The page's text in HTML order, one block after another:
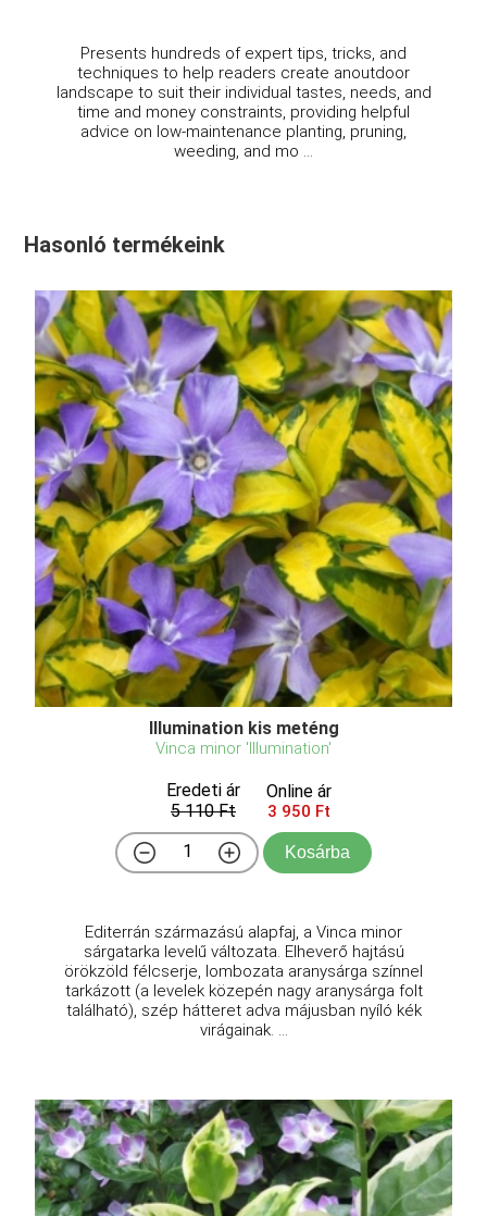
Presents hundreds of expert tips, tricks, and
techniques to help readers create anoutdoor
landscape to suit their individual tastes, needs, and
time and money constraints, providing helpful
advice on low-maintenance planting, pruning,
weeding, and mo ...
Hasonló termékeink
Illumination kis meténg
Vinca minor 'Illumination'
Eredeti ár
5 110 Ft
Online ár
3 950 Ft
Kosárba
Editerrán származású alapfaj, a Vinca minor
sárgatarka levelű változata. Elheverő hajtású
örökzöld félcserje, lombozata aranysárga színnel
tarkázott (a levelek közepén nagy aranysárga folt
található), szép hátteret adva májusban nyíló kék
virágainak. ...